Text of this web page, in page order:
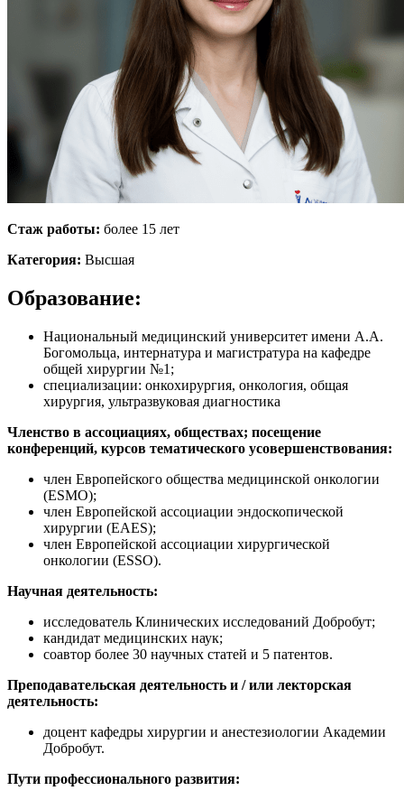
Стаж работы: более 15 лет
Категория: Высшая
Образование:
Национальный медицинский университет имени А.А.
Богомольца, интернатура и магистратура на кафедре
общей хирургии №1;
специализации: онкохирургия, онкология, общая
хирургия, ультразвуковая диагностика
Членство в ассоциациях, обществах; посещение
конференций, курсов тематического усовершенствования:
член Европейского общества медицинской онкологии
(ESMO);
член Европейской ассоциации эндоскопической
хирургии (EAES);
член Европейской ассоциации хирургической
онкологии (ESSO).
Научная деятельность:
исследователь Клинических исследований Добробут;
кандидат медицинских наук;
соавтор более 30 научных статей и 5 патентов.
Преподавательская деятельность и / или лекторская
деятельность:
доцент кафедры хирургии и анестезиологии Академии
Добробут.
Пути профессионального развития: